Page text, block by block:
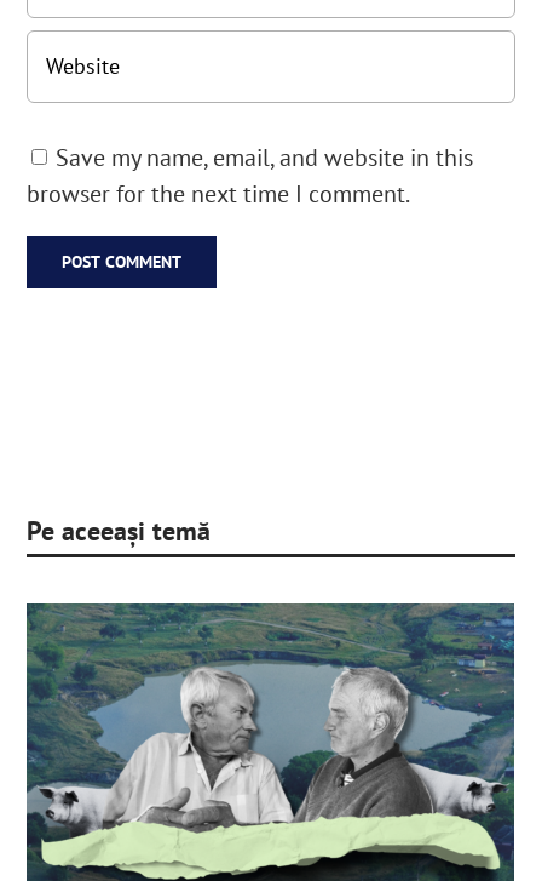
Save my name, email, and website in this
browser for the next time I comment.
Pe aceeași temă